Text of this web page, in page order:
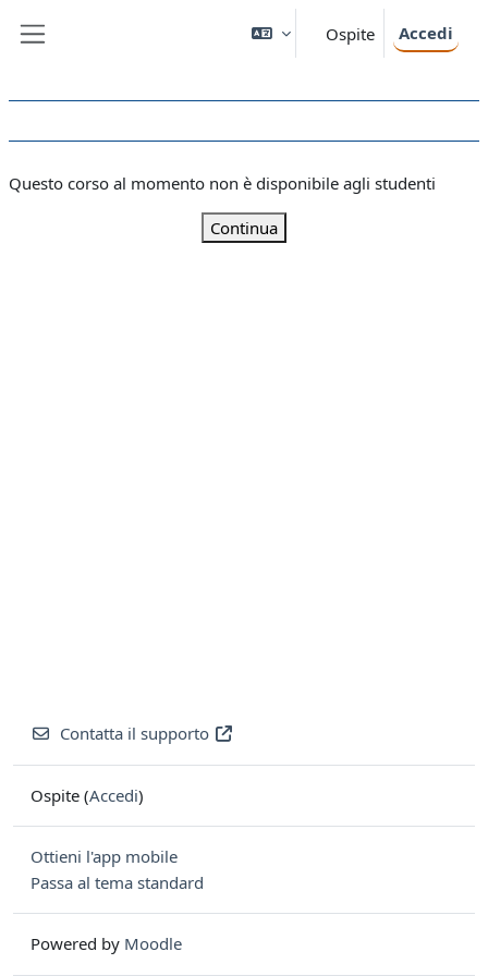
Ospite Accedi
Questo corso al momento non è disponibile agli studenti
Continua
Contatta il supporto
Ospite (Accedi)
Ottieni l'app mobile
Passa al tema standard
Powered by Moodle